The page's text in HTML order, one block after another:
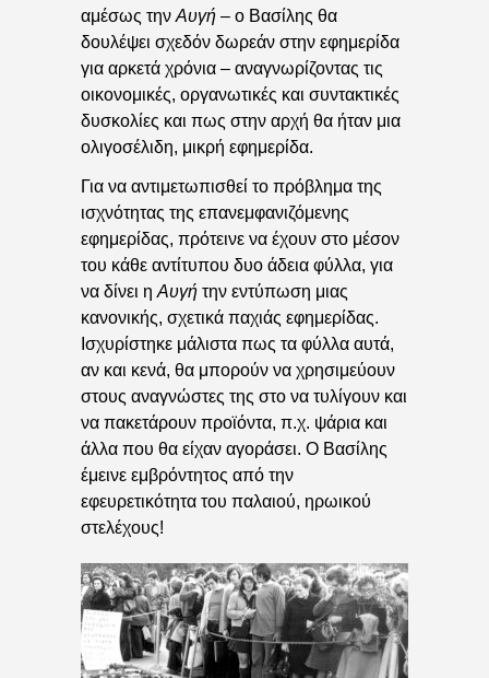
αμέσως την Αυγή – ο Βασίλης θα
δουλέψει σχεδόν δωρεάν στην εφημερίδα
για αρκετά χρόνια – αναγνωρίζοντας τις
οικονομικές, οργανωτικές και συντακτικές
δυσκολίες και πως στην αρχή θα ήταν μια
ολιγοσέλιδη, μικρή εφημερίδα.
Για να αντιμετωπισθεί το πρόβλημα της
ισχνότητας της επανεμφανιζόμενης
εφημερίδας, πρότεινε να έχουν στο μέσον
του κάθε αντίτυπου δυο άδεια φύλλα, για
να δίνει η Αυγή την εντύπωση μιας
κανονικής, σχετικά παχιάς εφημερίδας.
Ισχυρίστηκε μάλιστα πως τα φύλλα αυτά,
αν και κενά, θα μπορούν να χρησιμεύουν
στους αναγνώστες της στο να τυλίγουν και
να πακετάρουν προϊόντα, π.χ. ψάρια και
άλλα που θα είχαν αγοράσει. Ο Βασίλης
έμεινε εμβρόντητος από την
εφευρετικότητα του παλαιού, ηρωικού
στελέχους!